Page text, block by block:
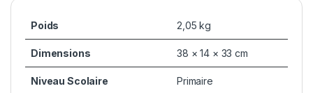
Poids 2,05 kg
Dimensions 38 × 14 × 33 cm
Niveau Scolaire Primaire